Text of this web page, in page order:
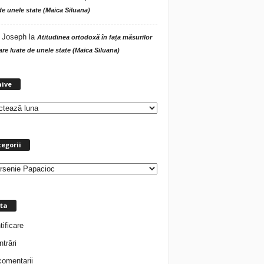
unele state (Maica Siluana)
Josephla Atitudinea ortodoxă în fața măsurilor
luate de unele state (Maica Siluana)
i